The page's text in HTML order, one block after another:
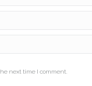
next time I comment.